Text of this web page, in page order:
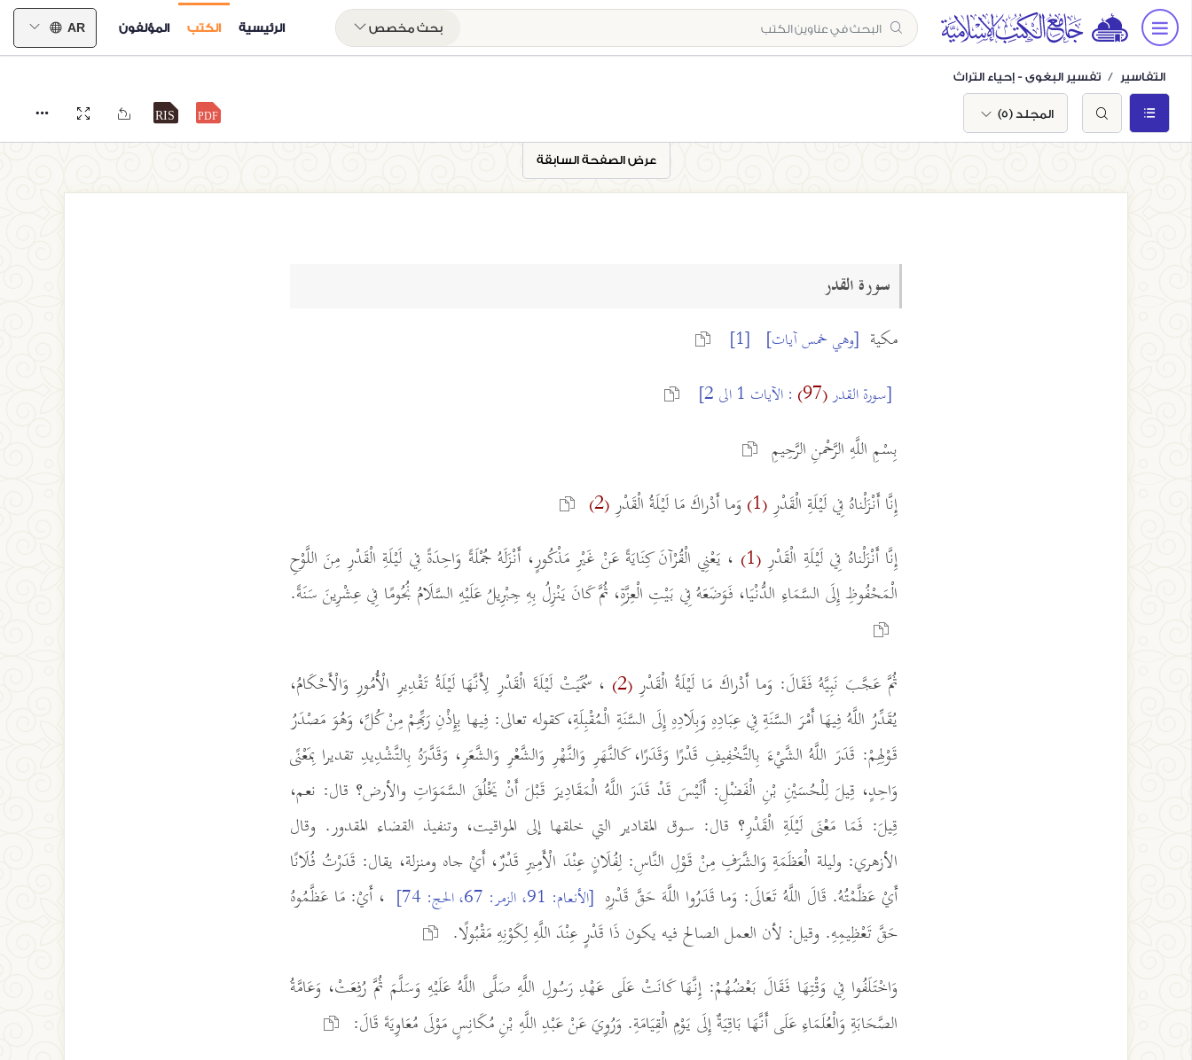
بحث مخصص الرئيسية الكتب المؤلفون AR
التفاسير تفسير البغوي - إحياء التراث
المجلد (5)
عرض الصفحة السابقة
سورة القدر
مكية [وهي خمس آيات] [1]
[سورة القدر(97) : الآيات 1 الى 2]
بِسْمِ اللَّهِ الرَّحْمنِ الرَّحِيمِ
إِنَّا أَنْزَلْناهُ فِي لَيْلَةِ الْقَدْرِ(1) وَما أَدْراكَ مَا لَيْلَةُ الْقَدْرِ(2)
إِنَّا أَنْزَلْناهُ فِي لَيْلَةِ الْقَدْرِ(1)
، يَعْنِي الْقُرْآنَ كِنَايَةً عَنْ غَيْرِ مَذْكُورٍ، أَنْزَلَهُ جُمْلَةً وَاحِدَةً فِي لَيْلَةِ الْقَدْرِ مِنَ اللَّوْحِ
الْمَحْفُوظِ إِلَى السَّمَاءِ الدُّنْيَا، فَوَضَعَهُ فِي بَيْتِ الْعِزَّةِ، ثُمَّ كَانَ يَنْزِلُ بِهِ جِبْرِيلُ عَلَيْهِ السَّلَامُ نُجُومًا فِي عِشْرِينَ سَنَةً.
ثُمَّ عَجَّبَ نَبِيَّهُ فَقَالَ: وَما أَدْراكَ مَا لَيْلَةُ الْقَدْرِ(2)
، سُمِّيَتْ لَيْلَةَ الْقَدْرِ لِأَنَّهَا لَيْلَةُ تَقْدِيرِ الْأُمُورِ وَالْأَحْكَامُ،
يُقَدِّرُ اللَّهُ فِيهَا أَمْرَ السَّنَةِ فِي عِبَادِهِ وَبِلَادِهِ إِلَى السَّنَةِ الْمُقْبِلَةِ، كقوله تعالى: فِيها بِإِذْنِ رَبِّهِمْ مِنْ كُلِّ، وَهُوَ مَصْدَرُ
قَوْلِهِمْ: قَدَرَ اللَّهُ الشَّيْءَ بِالتَّخْفِيفِ قَدْرًا وَقَدَرًا، كَالنَّهَرِ وَالنَّهْرِ وَالشَّعْرِ وَالشَّعَرِ، وَقَدَّرَهُ بِالتَّشْدِيدِ تقديرا بِمَعْنًى
وَاحِدٍ، قِيلَ لِلْحُسَيْنِ بْنِ الْفَضْلِ: أَلَيْسَ قَدْ قَدَرَ اللَّهُ الْمَقَادِيرَ قَبْلَ أَنْ يَخْلُقَ السَّمَوَاتِ والأرض؟ قال: نعم،
قِيلَ: فَمَا مَعْنَى لَيْلَةِ الْقَدْرِ؟ قال: سوق المقادير التي خلقها إلى المواقيت، وتنفيذ القضاء المقدور. وقال
الأزهري: وليلة الْعَظَمَةِ وَالشَّرَفِ مِنْ قَوْلِ النَّاسِ: لِفُلَانٍ عِنْدَ الْأَمِيرِ قَدْرٌ، أَيْ جاه ومنزلة، يقال: قَدَرْتُ فُلَانًا
أَيْ عَظَّمْتُهُ. قَالَ اللَّهُ تَعَالَى: وَما قَدَرُوا اللَّهَ حَقَّ قَدْرِهِ [الأنعام: 91، الزمر: 67، الحج: 74]
، أَيْ: مَا عَظَّمُوهُ
حَقَّ تَعْظِيمِهِ. وقيل: لأن العمل الصالح فيه يكون ذَا قَدْرٍ عِنْدَ اللَّهِ لِكَوْنِهِ مَقْبُولًا.
وَاخْتَلَفُوا فِي وَقْتِهَا فَقَالَ بَعْضُهُمْ: إِنَّهَا كَانَتْ عَلَى عَهْدِ رَسُولِ اللَّهِ صَلَّى اللَّهُ عَلَيْهِ وَسَلَّمَ ثُمَّ رُفِعَتْ، وَعَامَّةُ
الصَّحَابَةِ وَالْعُلَمَاءِ عَلَى أَنَّهَا بَاقِيَةٌ إِلَى يَوْمِ الْقِيَامَةِ. وَرُوِيَ عَنْ عَبْدِ اللَّهِ بْنِ مُكَانِسٍ مَوْلَى مُعَاوِيَةَ قَالَ: